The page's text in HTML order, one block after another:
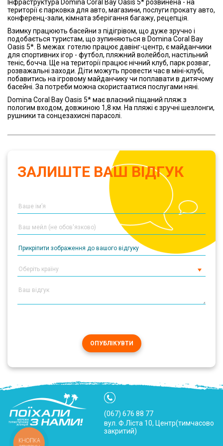
Інфраструктура Domina Coral Bay Oasis 5* розвинена - на
території є парковка для авто, магазини, послуги прокату авто,
конференц-зали, кімната зберігання багажу, рецепція.
Взимку працюють басейни з підігрівом, що дуже зручно і
подобається туристам, що зупиняються в Domina Coral Bay
Oasis 5*. В межах готелю працює давінг-центр, є майданчики
для спортивних ігор - футбол, пляжний волейбол, настільний
теніс, бочча. Ще на території працює нічний клуб, парк розваг,
розважальні заходи. Діти можуть провести час в міні-клубі,
побавитись на ігровому майданчику чи поплавати в дитячому
басейні. За потреби можна скористаатися послугами няні.
Domina Coral Bay Oasis 5* має власний піщаний пляж з
пологим входом, довжиною 1,8 км. На пляжі є зручні шезлонги,
рушники та сонцезахисні парасолі.
ЗАЛИШТЕ ВАШ ВІДГУК
Прикріпити зображення до вашого відгуку
ОПУБЛІКУВТИ
(067) 676 88 77
вул. Ф.Ліста 10, Центр(тимчасово
закритий)
КНОПКА